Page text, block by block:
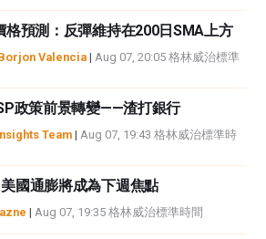
格預測：反彈維持在200日SMA上方
Valencia | Aug 07, 20:05 格林威治標準
政策前景轉變——渣打銀行
Team | Aug 07, 19:43 格林威治標準時
國通膨將成為下週焦點
| Aug 07, 19:35 格林威治標準時間